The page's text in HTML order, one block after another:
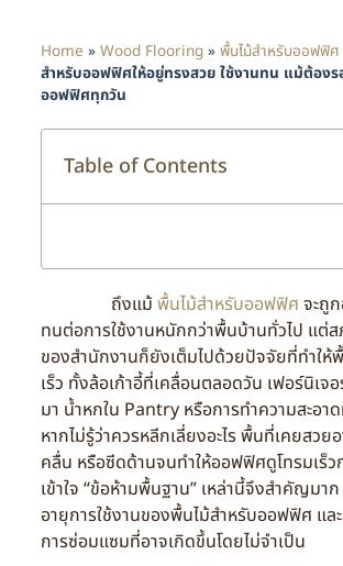
Home » Wood Flooring» พื้นไม้สำหรับออฟฟิศ
สำหรับออฟฟิศให้อยู่ทรงสวย ใช้งานทน แม้ต้อง
ออฟฟิศทุกวัน
Table of Contents
ถึงแม้ พื้นไม้สำหรับออฟฟิศ จะถู
ทนต่อการใช้งานหนักกว่าพื้นบ้านทั่วไป แต่
ของสำนักงานก็ยังเต็มไปด้วยปัจจัยที่ทำให้
เร็ว ทั้งล้อเก้าอี้ที่เคลื่อนตลอดวัน เฟอร์นิเจ
มา น้ำหกใน Pantry หรือการทำความสะอาด
หากไม่รู้ว่าควรหลีกเลี่ยงอะไร พื้นที่เคยสวย
คลื่น หรือซีดด้านจนทำให้ออฟฟิศดูโทรมเร็ว
เข้าใจ “ข้อห้ามพื้นฐาน” เหล่านี้จึงสำคัญมา
อายุการใช้งานของพื้นไม้สำหรับออฟฟิศ แล
การซ่อมแซมที่อาจเกิดขึ้นโดยไม่จำเป็น